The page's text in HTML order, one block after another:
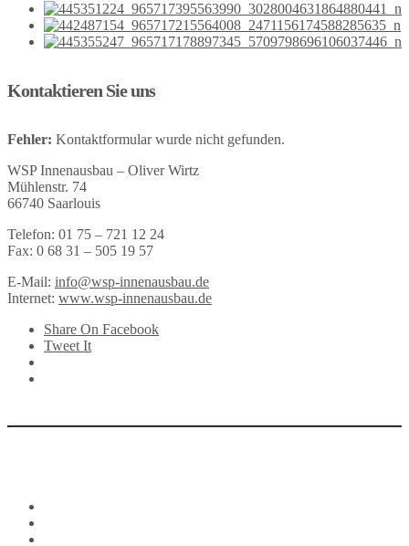
Kontaktieren Sie uns
Fehler: Kontaktformular wurde nicht gefunden.
WSP Innenausbau – Oliver Wirtz
Mühlenstr. 74
66740 Saarlouis
Telefon: 01 75 – 721 12 24
Fax: 0 68 31 – 505 19 57
E-Mail: info@wsp-innenausbau.de
Internet: www.wsp-innenausbau.de
Share On Facebook
Tweet It